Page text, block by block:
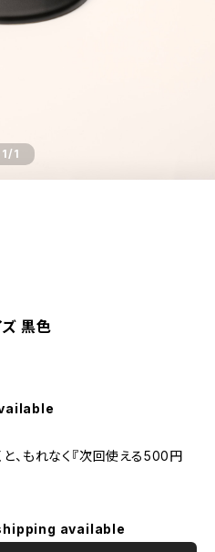
1/1
黒色
、もれなく『次回使える500円
available